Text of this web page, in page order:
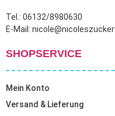
Tel.: 06132/8980630
E-Mail:
SHOPSERVICE
Mein Konto
Versand & Lieferung